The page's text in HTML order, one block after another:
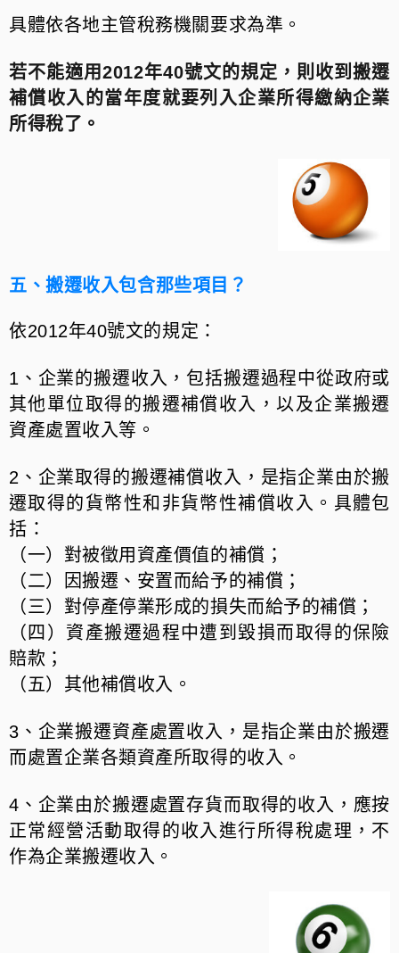
具體依各地主管稅務機關要求為準。
若不能適用2012年40號文的規定，則收到搬遷
補償收入的當年度就要列入企業所得繳納企業
所得稅了。
五、搬遷收入包含那些項目？
依2012年40號文的規定：
1、企業的搬遷收入，包括搬遷過程中從政府或
其他單位取得的搬遷補償收入，以及企業搬遷
資產處置收入等。
2、企業取得的搬遷補償收入，是指企業由於搬
遷取得的貨幣性和非貨幣性補償收入。具體包
括：
（一）對被徵用資產價值的補償；
（二）因搬遷、安置而給予的補償；
（三）對停產停業形成的損失而給予的補償；
（四）資產搬遷過程中遭到毀損而取得的保險
賠款；
（五）其他補償收入。
3、企業搬遷資產處置收入，是指企業由於搬遷
而處置企業各類資產所取得的收入。
4、企業由於搬遷處置存貨而取得的收入，應按
正常經營活動取得的收入進行所得稅處理，不
作為企業搬遷收入。